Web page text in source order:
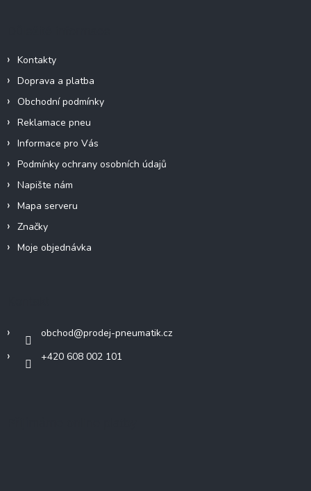
Kontakty
Doprava a platba
Obchodní podmínky
Reklamace pneu
Informace pro Vás
Podmínky ochrany osobních údajů
Napište nám
Mapa serveru
Značky
Moje objednávka
obchod@prodej-pneumatik.cz
+420 608 002 101